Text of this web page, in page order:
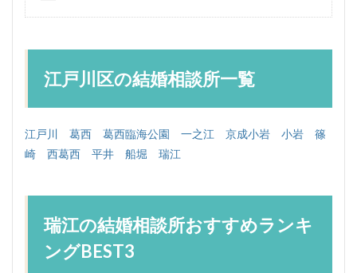
江戸川区の結婚相談所一覧
江戸川 葛西 葛西臨海公園 一之江 京成小岩 小岩
篠
崎
西葛西 平井 船堀 瑞江
瑞江の結婚相談所おすすめランキ
ングBEST3